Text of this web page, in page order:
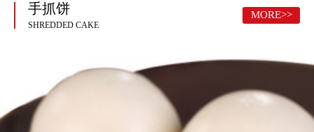
手抓饼
SHREDDED CAKE
MORE>>